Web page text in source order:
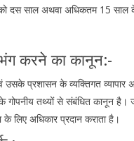
दस साल अथवा अधिकतम 15 साल के
करने का कानून:-
उसके प्रशासन के व्यक्तिगत व्यापार
गोपनीय तथ्यों से संबंधित कानून है।
के लिए अधिकार प्रदान कराता है।